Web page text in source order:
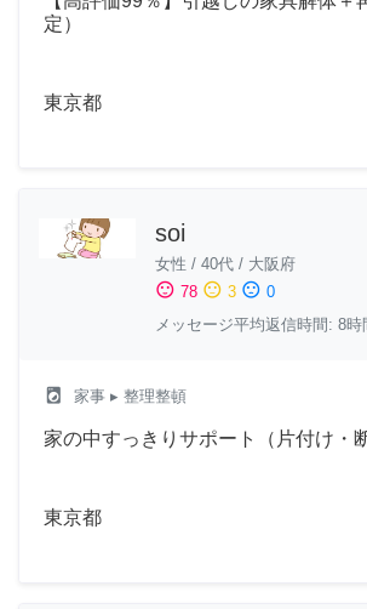
定）
東京都
soi
女性 / 40代 / 大阪府
sentiment_satisfied 78 sentiment_neutral 3 sentiment_dissatisfied 0
メッセージ平均返信時間: 8時
local_laundry_service 家事 ▸ 整理整頓
家の中すっきりサポート（片付け・
東京都